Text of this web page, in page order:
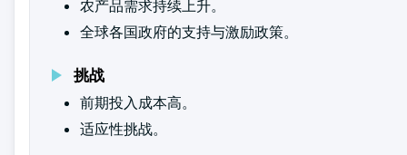
农产品需求持续上升。
全球各国政府的支持与激励政策。
挑战
前期投入成本高。
适应性挑战。